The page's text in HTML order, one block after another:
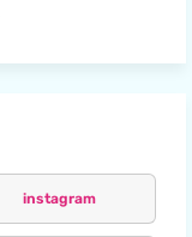
instagram